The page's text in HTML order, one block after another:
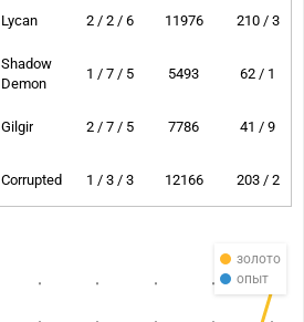
Lycan 2 / 2 / 6 11976 210 / 3
Shadow
Demon
1 / 7 / 5 5493 62 / 1
Gilgir 2 / 7 / 5 7786 41 / 9
Corrupted 1 / 3 / 3 12166 203 / 2
золото
опыт